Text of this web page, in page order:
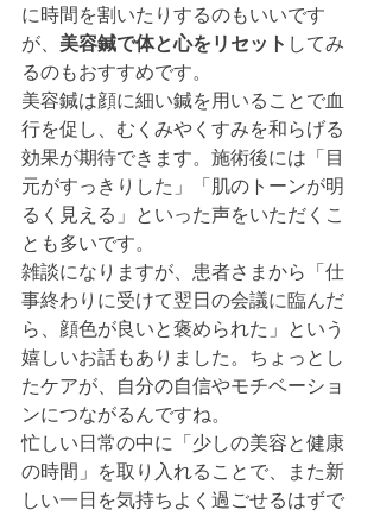
に時間を割いたりするのもいいです
が、 美容鍼で体と心をリセット してみ
るのもおすすめです。
美容鍼は顔に細い鍼を用いることで血
行を促し、むくみやくすみを和らげる
効果が期待できます。施術後には「目
元がすっきりした」「肌のトーンが明
るく見える」といった声をいただくこ
とも多いです。
雑談になりますが、患者さまから「仕
事終わりに受けて翌日の会議に臨んだ
ら、顔色が良いと褒められた」という
嬉しいお話もありました。ちょっとし
たケアが、自分の自信やモチベーショ
ンにつながるんですね。
忙しい日常の中に「少しの美容と健康
の時間」を取り入れることで、また新
しい一日を気持ちよく過ごせるはずで